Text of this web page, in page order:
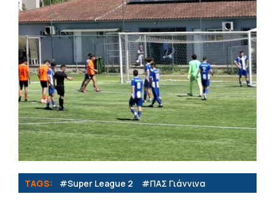
TAGS: #Super League 2 #ΠΑΣ Γιάννινα